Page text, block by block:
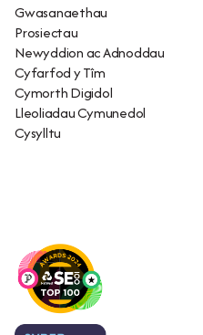
Gwasanaethau
Prosiectau
Newyddion ac Adnoddau
Cyfarfod y Tîm
Cymorth Digidol
Lleoliadau Cymunedol
Cysylltu